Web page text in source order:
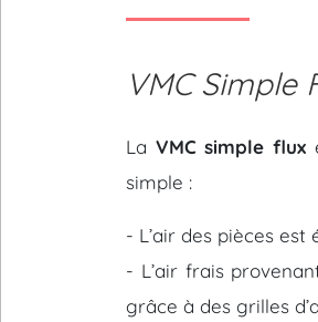
VMC Simple
La VMC simple flux
simple :
- L’air des pièces
- L’air frais
grâce à des grilles